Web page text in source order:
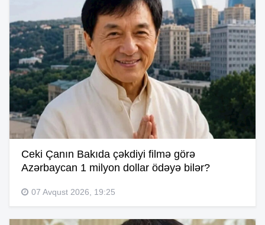
Ceki Çanın Bakıda çəkdiyi filmə görə
Azərbaycan 1 milyon dollar ödəyə bilər?
07 Avqust 2026, 19:25